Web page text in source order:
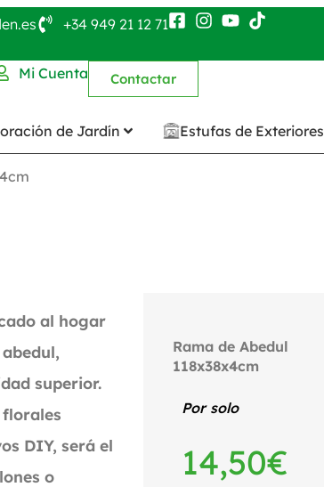
+34 949 21 12 71
Mi Cuenta Contactar
de Jardín Estufas de Exteriores
al hogar
superior.
DIY, será el
o
Rama de Abedul
118x38x4cm
Por solo
14,50€